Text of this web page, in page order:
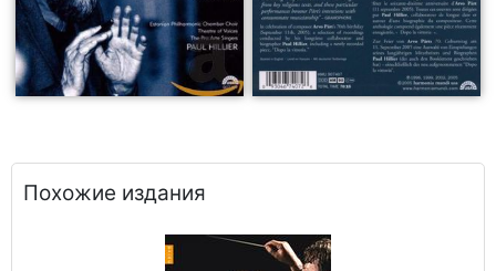
Похожие издания